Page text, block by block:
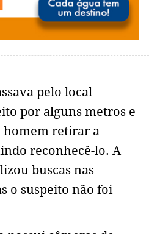
pelo local
por alguns metros e
retirar a
reconhecê-lo. A
buscas nas
o suspeito não foi